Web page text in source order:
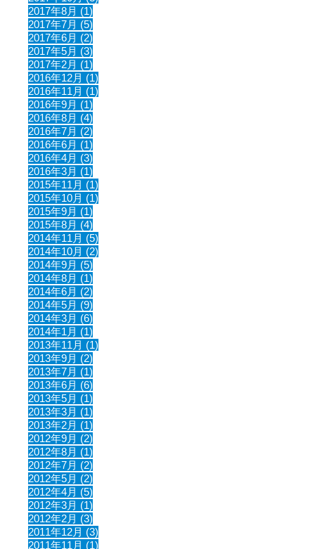
2017年8月 (1)
2017年7月 (5)
2017年6月 (2)
2017年5月 (3)
2017年2月 (1)
2016年12月 (1)
2016年11月 (1)
2016年9月 (1)
2016年8月 (4)
2016年7月 (2)
2016年6月 (1)
2016年4月 (3)
2016年3月 (1)
2015年11月 (1)
2015年10月 (1)
2015年9月 (1)
2015年8月 (4)
2014年11月 (5)
2014年10月 (2)
2014年9月 (5)
2014年8月 (1)
2014年6月 (2)
2014年5月 (9)
2014年3月 (6)
2014年1月 (1)
2013年11月 (1)
2013年9月 (2)
2013年7月 (1)
2013年6月 (6)
2013年5月 (1)
2013年3月 (1)
2013年2月 (1)
2012年9月 (2)
2012年8月 (1)
2012年7月 (2)
2012年5月 (2)
2012年4月 (5)
2012年3月 (1)
2012年2月 (3)
2011年12月 (3)
2011年11月 (1)